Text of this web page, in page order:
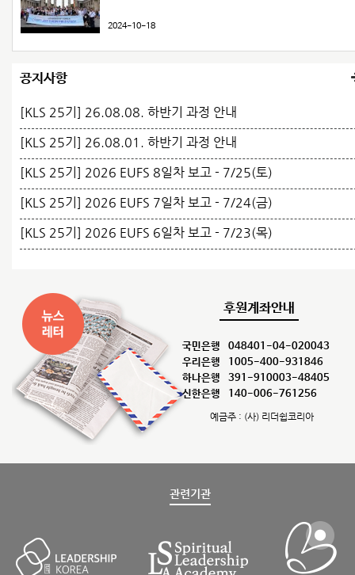
2024-10-18
공지사항
[KLS 25기] 26.08.08. 하반기 과정 안내
[KLS 25기] 26.08.01. 하반기 과정 안내
[KLS 25기] 2026 EUFS 8일차 보고 - 7/25(토)
[KLS 25기] 2026 EUFS 7일차 보고 - 7/24(금)
[KLS 25기] 2026 EUFS 6일차 보고 - 7/23(목)
후원계좌안내
국민은행
048401-04-020043
우리은행
1005-400-931846
하나은행
391-910003-48405
신한은행
140-006-761256
예금주 : (사) 리더쉽코리아
관련기관